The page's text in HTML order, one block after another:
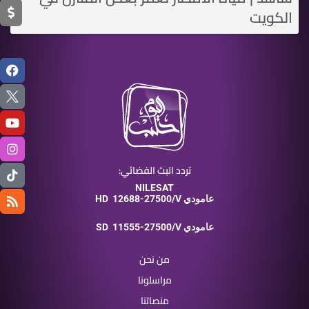
الكويت
تردد البث الفضائي:
NILESAT
HD
12688-27500/V عامودي
SD 11555-27500/V عامودي
من نحن
مراسلونا
منصاتنا